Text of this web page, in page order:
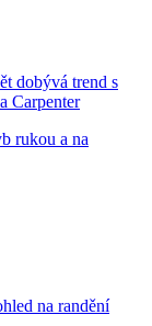
dobývá trend s
Carpenter
rukou a na
na randění